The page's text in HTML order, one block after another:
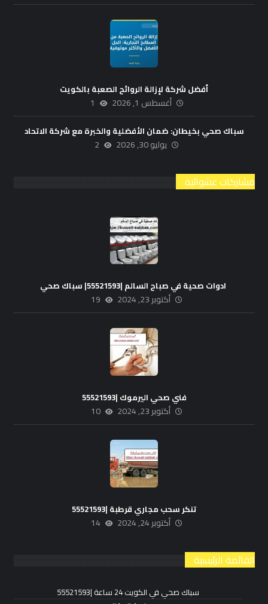
أفضل شركة لإزالة الروائح الصعبة بالكويت
أغسطس 1, 2026 1
سباك صحي بخيطان: ضمان الأفضلية والخبرة مع شركة الاتحاد
يوليو 30, 2026 2
مشاركات عشوائية
ادوات صحية في صباح السالم |55521593| سباك صحي
أكتوبر 23, 2024 19
فني صحي اليرموك |55521593
أكتوبر 23, 2024 10
تنكر سحب مجاري قرطبة |55521593
أكتوبر 24, 2024 14
القائمة الرئيسية
سباك صحي في الكويت 24 ساعة |55521593